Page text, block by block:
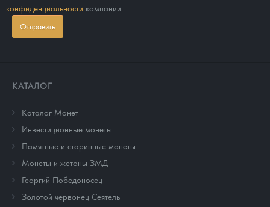
конфиденциальности компании.
Отправить
КАТАЛОГ
Каталог Монет
Инвестиционные монеты
Памятные и старинные монеты
Монеты и жетоны ЗМД
Георгий Победоносец
Золотой червонец Сеятель